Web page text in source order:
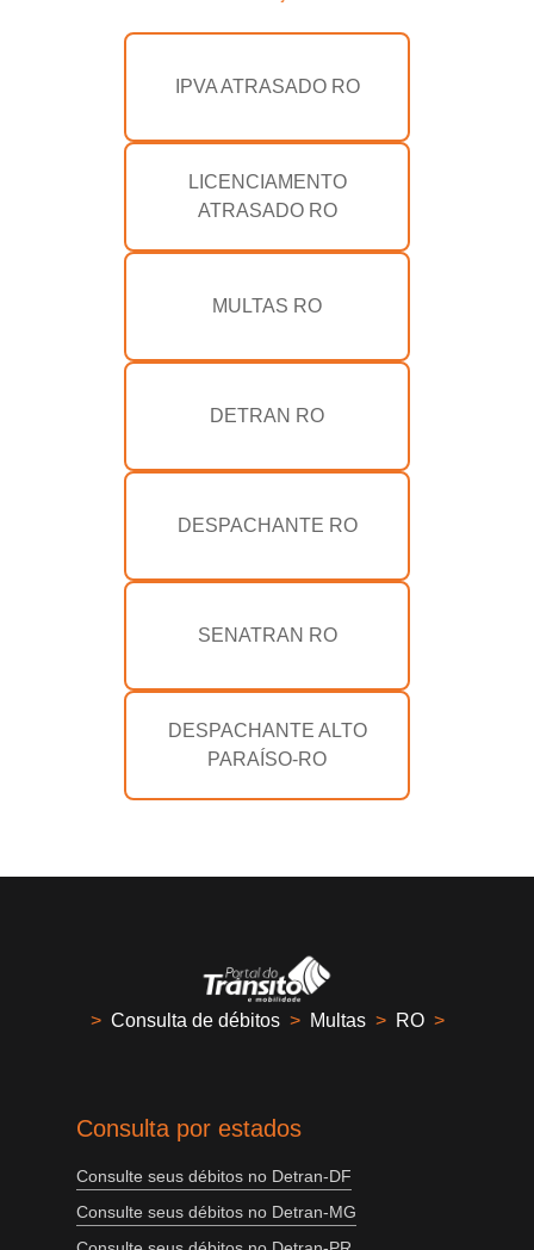
IPVA ATRASADO RO
LICENCIAMENTO
ATRASADO RO
MULTAS RO
DETRAN RO
DESPACHANTE RO
SENATRAN RO
DESPACHANTE ALTO
PARAÍSO-RO
> Consulta de débitos > Multas > RO >
Consulta por estados
Consulte seus débitos no Detran-DF
Consulte seus débitos no Detran-MG